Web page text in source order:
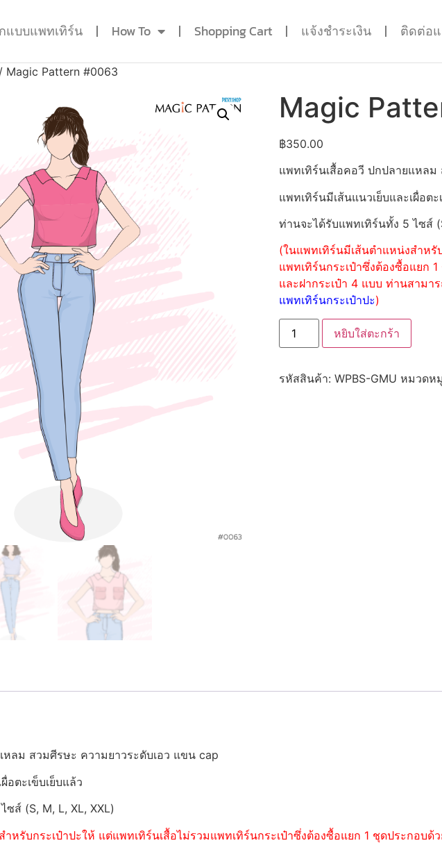
แบบแพทเทิร์น How To Shopping Cart แจ้งชำระเงิน ติดต่อ
/ Magic Pattern #0063
Magic
฿350.00
แพทเทิร์นเสื้อคอวี ปกปลายแหล
แพทเทิร์นมีเส้นแนวเย็บและเผื่อตะ
ท่านจะได้รับแพทเทิร์นทั้ง 5 ไซส์
(ในแพทเทิร์นมีเส้นตำแหน่งสำหรั
แพทเทิร์นกระเป๋าซึ่งต้องซื้อแยก
และฝากระเป๋า 4 แบบ ท่านสามา
แพทเทิร์นกระเป๋าปะ)
หยิบใส่ตะกร้า
รหัสสินค้า: WPBS-GMU หมวดห
ลม สวมศีรษะ ความยาวระดับเอว แขน cap
อตะเข็บเย็บแล้ว
ส์ (S, M, L, XL, XXL)
หรับกระเป๋าปะให้ แต่แพทเทิร์นเสื้อไม่รวมแพทเทิร์นกระเป๋าซึ่งต้องซื้อแยก 1 ชุดประกอบด้